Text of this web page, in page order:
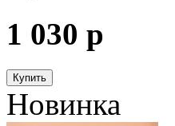
1 030 p
Купить
Новинка